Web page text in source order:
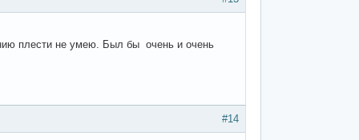
плести не умею. Был бы очень и очень
#14